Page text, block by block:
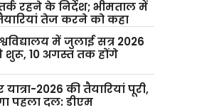
रहने के निर्देश; भीमताल में
तेज करने को कहा
में जुलाई सत्र 2026
शुरू, 10 अगस्त तक होंगे
2026 की तैयारियां पूरी,
पहला दल: डीएम